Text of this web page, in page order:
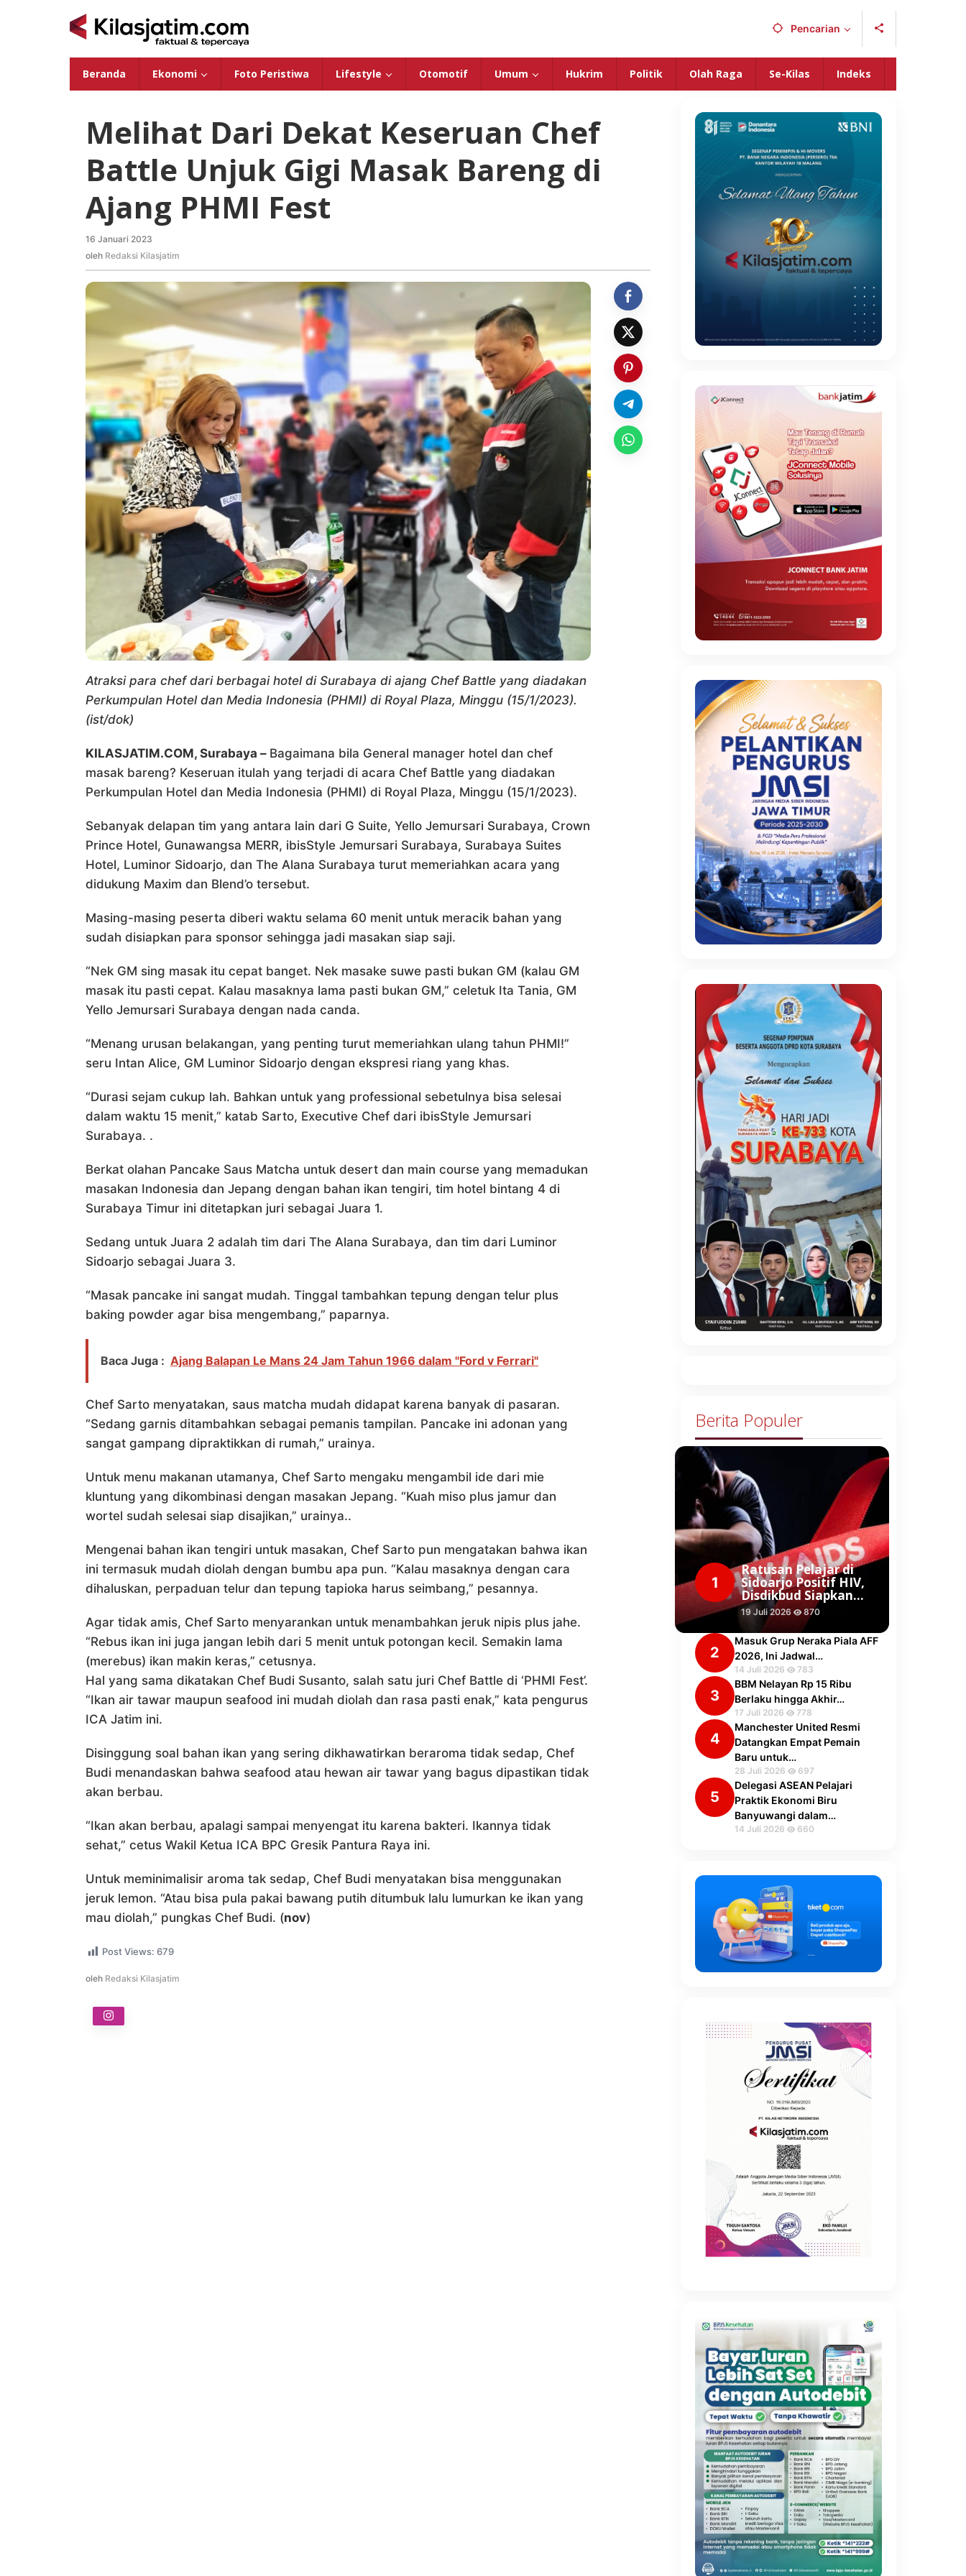
Pencarian
Beranda Ekonomi Foto Peristiwa Lifestyle Otomotif Umum Hukrim Politik Olah Raga Se-Kilas Indeks
Melihat Dari Dekat Keseruan Chef
Battle Unjuk Gigi Masak Bareng di
Ajang PHMI Fest
16 Januari 2023
Redaksi
oleh Redaksi Kilasjatim
Atraksi para chef dari berbagai hotel di Surabaya di ajang Chef Battle yang diadakan
Perkumpulan Hotel dan Media Indonesia (PHMI) di Royal Plaza, Minggu (15/1/2023).
(ist/dok)
KILASJATIM.COM, Surabaya – Bagaimana bila General manager hotel dan chef
masak bareng? Keseruan itulah yang terjadi di acara Chef Battle yang diadakan
Perkumpulan Hotel dan Media Indonesia (PHMI) di Royal Plaza, Minggu (15/1/2023).
Sebanyak delapan tim yang antara lain dari G Suite, Yello Jemursari Surabaya, Crown
Prince Hotel, Gunawangsa MERR, ibisStyle Jemursari Surabaya, Surabaya Suites
Hotel, Luminor Sidoarjo, dan The Alana Surabaya turut memeriahkan acara yang
didukung Maxim dan Blend’o tersebut.
Masing-masing peserta diberi waktu selama 60 menit untuk meracik bahan yang
sudah disiapkan para sponsor sehingga jadi masakan siap saji.
“Nek GM sing masak itu cepat banget. Nek masake suwe pasti bukan GM (kalau GM
masak itu pasti cepat. Kalau masaknya lama pasti bukan GM,” celetuk Ita Tania, GM
Yello Jemursari Surabaya dengan nada canda.
“Menang urusan belakangan, yang penting turut memeriahkan ulang tahun PHMI!”
seru Intan Alice, GM Luminor Sidoarjo dengan ekspresi riang yang khas.
“Durasi sejam cukup lah. Bahkan untuk yang professional sebetulnya bisa selesai
dalam waktu 15 menit,” katab Sarto, Executive Chef dari ibisStyle Jemursari
Surabaya. .
Berkat olahan Pancake Saus Matcha untuk desert dan main course yang memadukan
masakan Indonesia dan Jepang dengan bahan ikan tengiri, tim hotel bintang 4 di
Surabaya Timur ini ditetapkan juri sebagai Juara 1.
Sedang untuk Juara 2 adalah tim dari The Alana Surabaya, dan tim dari Luminor
Sidoarjo sebagai Juara 3.
“Masak pancake ini sangat mudah. Tinggal tambahkan tepung dengan telur plus
baking powder agar bisa mengembang,” paparnya.
Baca Juga : Ajang Balapan Le Mans 24 Jam Tahun 1966 dalam "Ford v Ferrari"
Chef Sarto menyatakan, saus matcha mudah didapat karena banyak di pasaran.
“Sedang garnis ditambahkan sebagai pemanis tampilan. Pancake ini adonan yang
sangat gampang dipraktikkan di rumah,” urainya.
Untuk menu makanan utamanya, Chef Sarto mengaku mengambil ide dari mie
kluntung yang dikombinasi dengan masakan Jepang. “Kuah miso plus jamur dan
wortel sudah selesai siap disajikan,” urainya..
Mengenai bahan ikan tengiri untuk masakan, Chef Sarto pun mengatakan bahwa ikan
ini termasuk mudah diolah dengan bumbu apa pun. “Kalau masaknya dengan cara
dihaluskan, perpaduan telur dan tepung tapioka harus seimbang,” pesannya.
Agar tidak amis, Chef Sarto menyarankan untuk menambahkan jeruk nipis plus jahe.
“Rebus ikan ini juga jangan lebih dari 5 menit untuk potongan kecil. Semakin lama
(merebus) ikan makin keras,” cetusnya.
Hal yang sama dikatakan Chef Budi Susanto, salah satu juri Chef Battle di ‘PHMI Fest’.
“Ikan air tawar maupun seafood ini mudah diolah dan rasa pasti enak,” kata pengurus
ICA Jatim ini.
Disinggung soal bahan ikan yang sering dikhawatirkan beraroma tidak sedap, Chef
Budi menandaskan bahwa seafood atau hewan air tawar yang bagus dipastikan tidak
akan berbau.
“Ikan akan berbau, apalagi sampai menyengat itu karena bakteri. Ikannya tidak
sehat,” cetus Wakil Ketua ICA BPC Gresik Pantura Raya ini.
Untuk meminimalisir aroma tak sedap, Chef Budi menyatakan bisa menggunakan
jeruk lemon. “Atau bisa pula pakai bawang putih ditumbuk lalu lumurkan ke ikan yang
mau diolah,” pungkas Chef Budi. (nov)
Post Views: 679
oleh Redaksi Kilasjatim
Berita Populer
1
Ratusan Pelajar di
Sidoarjo Positif HIV,
Disdikbud Siapkan…
19 Juli 2026 870
2
Masuk Grup Neraka Piala AFF
2026, Ini Jadwal…
14 Juli 2026 783
3
BBM Nelayan Rp 15 Ribu
Berlaku hingga Akhir…
17 Juli 2026 778
4
Manchester United Resmi
Datangkan Empat Pemain
Baru untuk…
28 Juli 2026 697
5
Delegasi ASEAN Pelajari
Praktik Ekonomi Biru
Banyuwangi dalam…
14 Juli 2026 660